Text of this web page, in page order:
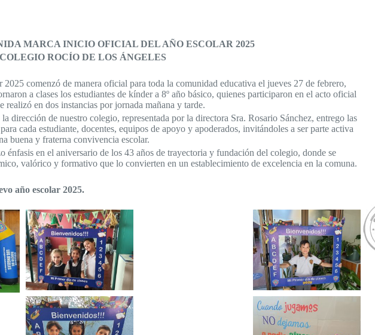
MARCA INICIO OFICIAL DEL AÑO ESCOLAR 2025
ROCÍO DE LOS ÁNGELES
comenzó de manera oficial para toda la comunidad educativa el jueves 27 de febrero,
a clases los estudiantes de kínder a 8º año básico, quienes participaron en el acto oficial
realizó en dos instancias por jornada mañana y tarde.
dirección de nuestro colegio, representada por la directora Sra. Rosario Sánchez, entrego las
cada estudiante, docentes, equipos de apoyo y apoderados, invitándoles a ser parte activa
buena y fraterna convivencia escolar.
énfasis en el aniversario de los 43 años de trayectoria y fundación del colegio, donde se
valórico y formativo que lo convierten en un establecimiento de excelencia en la comuna.
año escolar 2025.